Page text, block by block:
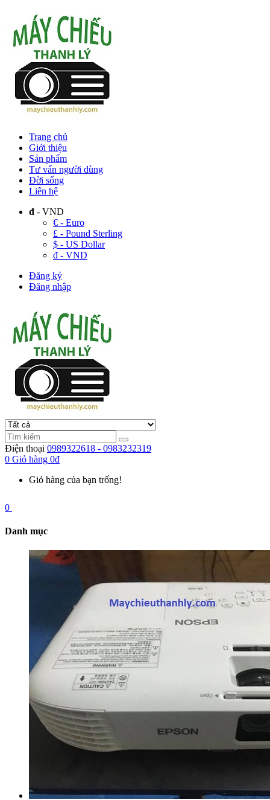
Trang chủ
Giới thiệu
Sản phẩm
Tư vấn người dùng
Đời sống
Liên hệ
đ - VND
€ - Euro
£ - Pound Sterling
$ - US Dollar
đ - VND
Đăng ký
Đăng nhập
Điện thoại 0989322618 - 0983232319
0 Giỏ hàng 0đ
Giỏ hàng của bạn trống!
0
Danh mục